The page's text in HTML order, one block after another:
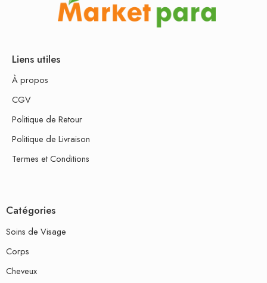
Liens utiles
À propos
CGV
Politique de Retour
Politique de Livraison
Termes et Conditions
Catégories
Soins de Visage
Corps
Cheveux